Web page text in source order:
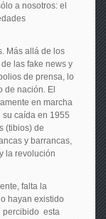
a nosotros: el
Más allá de los
las fake news y
de prensa, lo
de nación. El
en marcha
caída en 1955
(tibios) de
y barrancas,
la revolución
falta la
hayan existido
percibido esta